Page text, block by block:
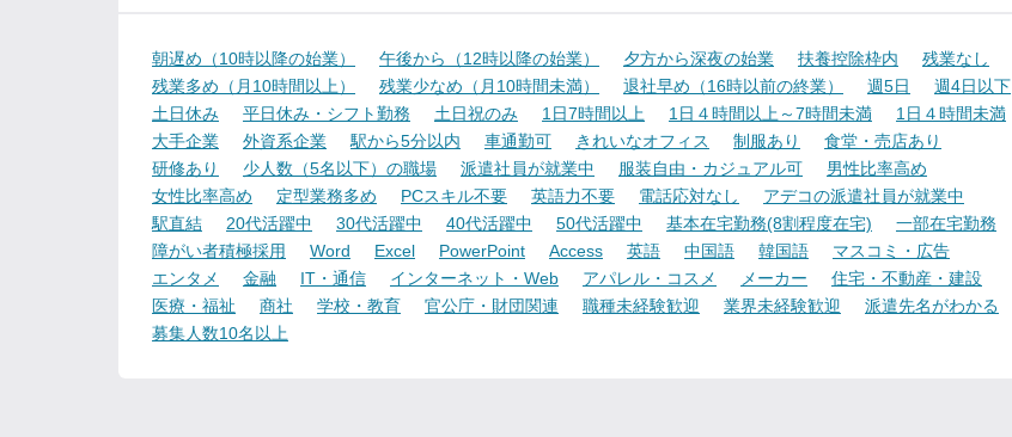
朝遅め（10時以降の始業） 午後から（12時以降の始業） 夕方から深夜の始業 扶養控除枠内
残業なし
残業多め（月10時間以上）
残業少なめ（月10時間未満） 退社早め（16時以前の終業） 週5日
週4日以下
土日休み
平日休み・シフト勤務 土日祝のみ 1日7時間以上 1日４時間以上～7時間未満
1日４時間未満
大手企業
外資系企業 駅から5分以内 車通勤可 きれいなオフィス 制服あり
食堂・売店あり
研修あり
少人数（5名以下）の職場 派遣社員が就業中 服装自由・カジュアル可
男性比率高め
女性比率高め
定型業務多め PCスキル不要 英語力不要 電話応対なし
アデコの派遣社員が就業中
駅直結
20代活躍中 30代活躍中 40代活躍中 50代活躍中 基本在宅勤務(8割程度在宅)
一部在宅勤務
障がい者積極採用
Word Excel PowerPoint Access 英語 中国語 韓国語
マスコミ・広告
エンタメ
金融 IT・通信 インターネット・Web アパレル・コスメ メーカー
住宅・不動産・建設
医療・福祉
商社 学校・教育 官公庁・財団関連 職種未経験歓迎 業界未経験歓迎
派遣先名がわかる
募集人数10名以上